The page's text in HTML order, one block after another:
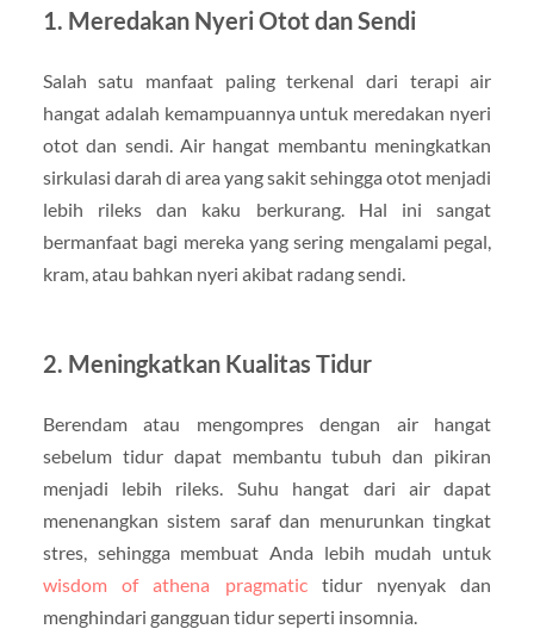
1. Meredakan Nyeri Otot dan Sendi
Salah satu manfaat paling terkenal dari terapi air
hangat adalah kemampuannya untuk meredakan nyeri
otot dan sendi. Air hangat membantu meningkatkan
sirkulasi darah di area yang sakit sehingga otot menjadi
lebih rileks dan kaku berkurang. Hal ini sangat
bermanfaat bagi mereka yang sering mengalami pegal,
kram, atau bahkan nyeri akibat radang sendi.
2. Meningkatkan Kualitas Tidur
Berendam atau mengompres dengan air hangat
sebelum tidur dapat membantu tubuh dan pikiran
menjadi lebih rileks. Suhu hangat dari air dapat
menenangkan sistem saraf dan menurunkan tingkat
stres, sehingga membuat Anda lebih mudah untuk
wisdom of athena pragmatictidur nyenyak dan
menghindari gangguan tidur seperti insomnia.